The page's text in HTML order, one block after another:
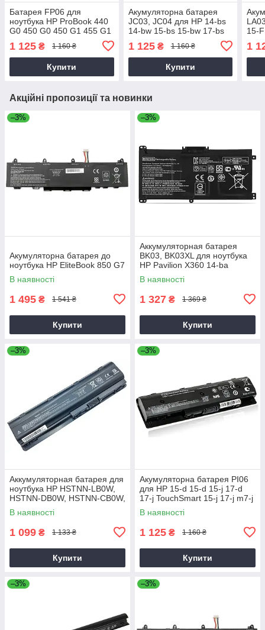
Батарея FP06 для
ноутбука HP ProBook 440
G0 450 G0 450 G1 455 G1
1 125 ₴ 1 160 ₴
Купити
Акумуляторна батарея
JC03, JC04 для HP 14-bs
14-bw 15-bs 15-bw 17-bs
240 G6 245 G6, 250 G6,
255 G6 2600mAh
1 125₴ 1 160 ₴
Купити
15-
1
Акційні пропозиції та новинки
–3%
Акумуляторна батарея до
ноутбука HP EliteBook 850 G7
В наявності
1 495 ₴ 1 541 ₴
Купити
–3%
Аккумуляторная батарея
BK03, BK03XL для ноутбука
HP Pavilion X360 14-ba
В наявності
1 327 ₴ 1 369 ₴
Купити
–3%
Аккумуляторная батарея для
ноутбука HP HSTNN-LB0W,
HSTNN-DB0W, HSTNN-CB0W,
HSTNN-UB0W, YB0W
В наявності
1 099 ₴ 1 133 ₴
Купити
–3%
Акумуляторна батарея PI06
для HP 15-d 15-d 15-j 17-d
17-j TouchSmart 15-j 17-j m7-j
Pavilion 15-a 15-f 17-a 17-e
5200mAh
В наявності
1 125 ₴ 1 160 ₴
Купити
–3% –3%